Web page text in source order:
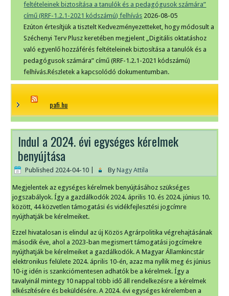
feltételeinek biztosítása a tanulók és a pedagógusok számára”
című (RRF-1.2.1-2021 kódszámú) felhívás 2026-08-05
Ezúton értesítjük a tisztelt Kedvezményezetteket, hogy módosult a
Széchenyi Terv Plusz keretében megjelent „Digitális oktatáshoz
való egyenlő hozzáférés feltételeinek biztosítása a tanulók és a
pedagógusok számára” című (RRF-1.2.1-2021 kódszámú)
felhívás.Részletek a kapcsolódó dokumentumban.
pafi.hu
Indul a 2024. évi egységes kérelmek
benyújtása
Published 2024-04-10 By Nagy Attila
Megjelentek az egységes kérelmek benyújtásához szükséges
jogszabályok. Így a gazdálkodók 2024. április 10. és 2024. június 10.
között, 44 közvetlen támogatási és vidékfejlesztési jogcímre
nyújthatják be kérelmeiket.
Ezzel hivatalosan is elindul az új Közös Agrárpolitika végrehajtásának
második éve, ahol a 2023-ban megismert támogatási jogcímekre
nyújthatják be kérelmeiket a gazdálkodók. A Magyar Államkincstár
elektronikus felülete 2024. április 10-én, azaz ma nyílik meg és június
10-ig idén is szankciómentesen adhatók be a kérelmek. Így a
tavalyinál mintegy 10 nappal több idő áll rendelkezésre a kérelmek
elkészítésére és beküldésére. A 2024. évi egységes kérelemben a